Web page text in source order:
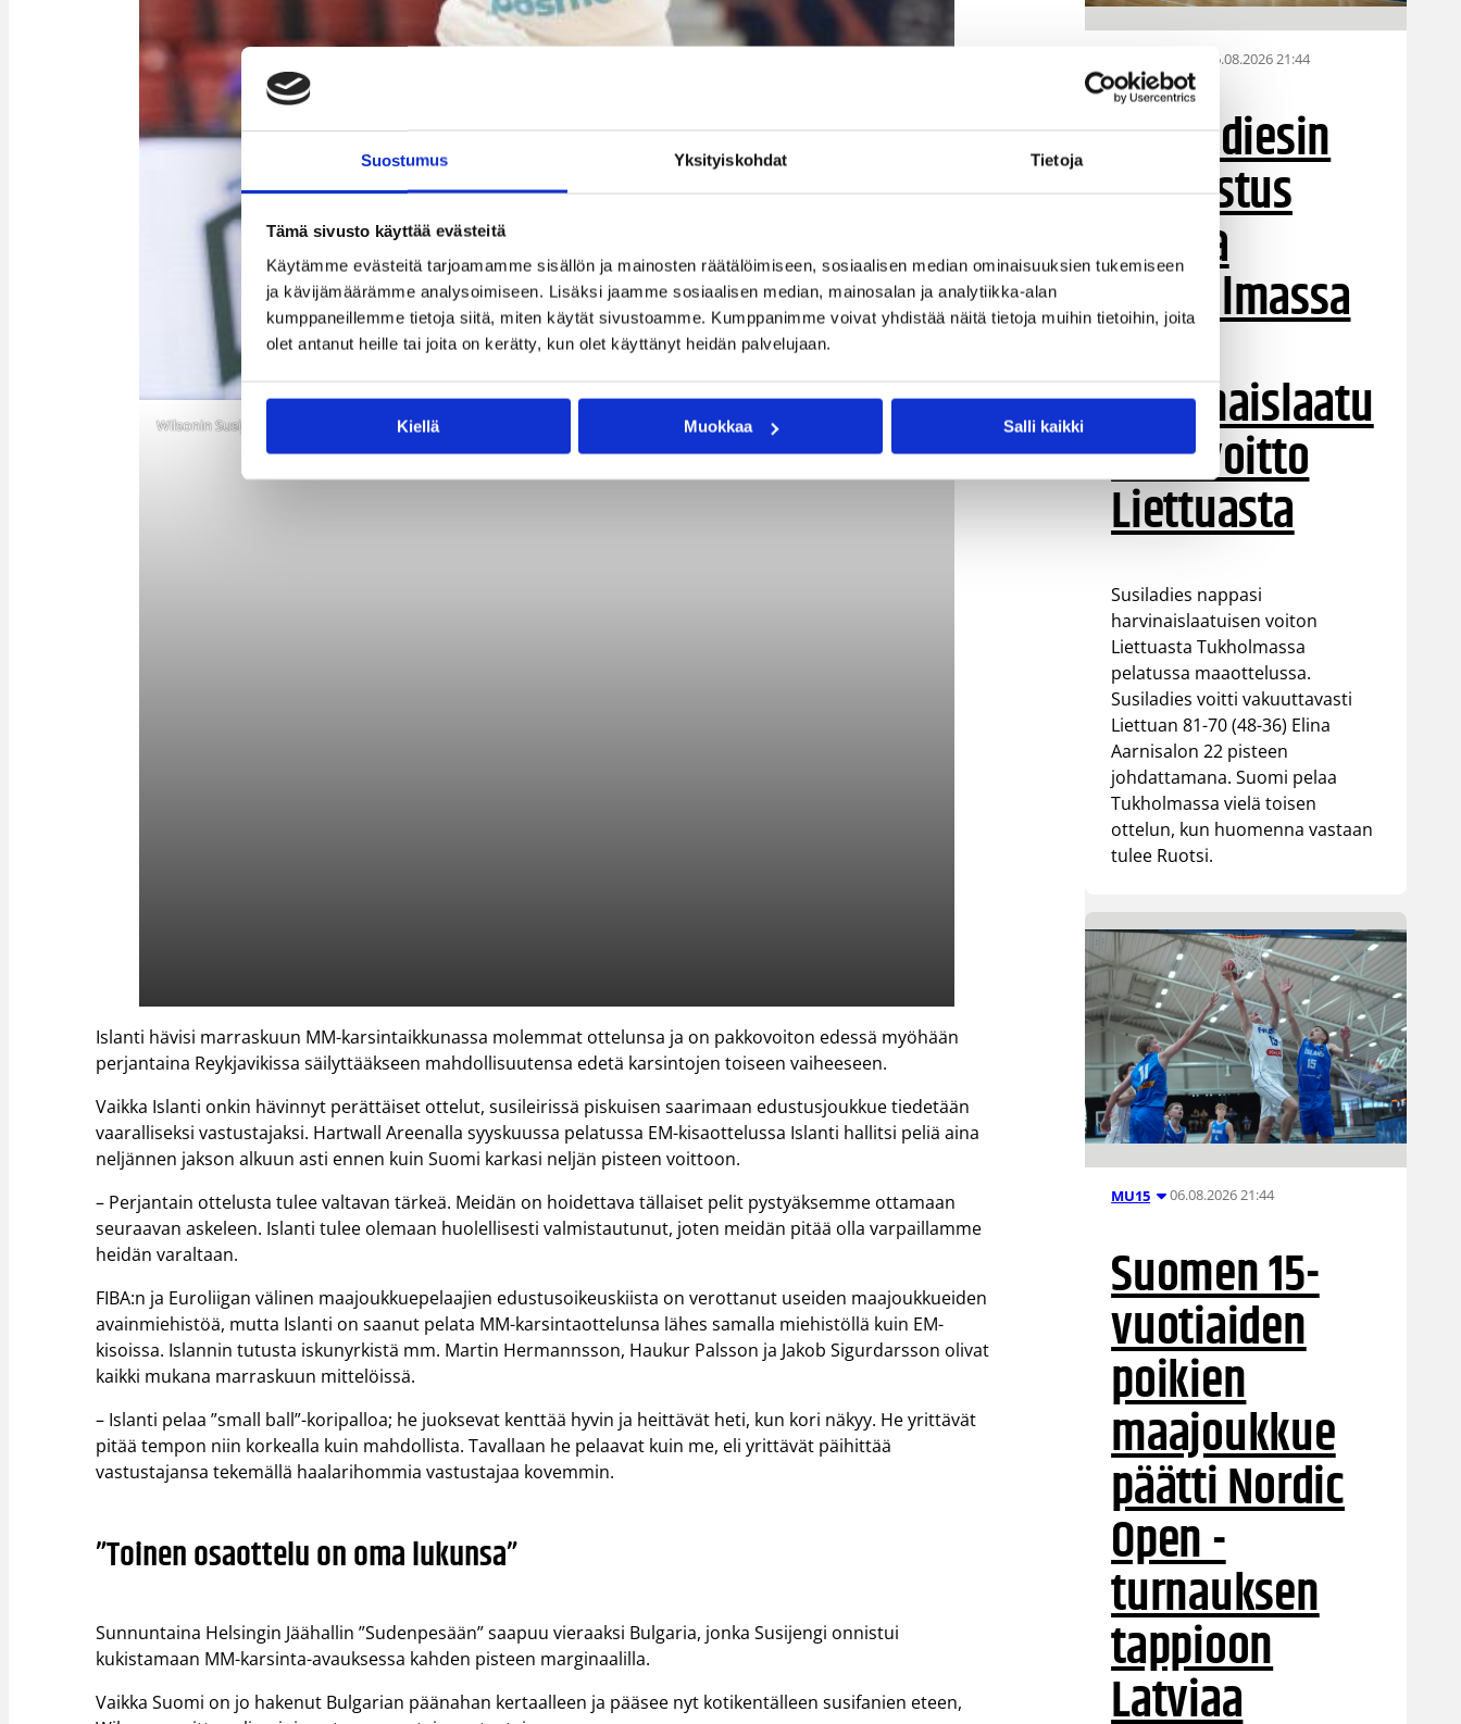
Suostumus Yksityiskohdat Tietoja
Tämä sivusto käyttää evästeitä
Käytämme evästeitä tarjoamamme sisällön ja mainosten räätälöimiseen, sosiaalisen median ominaisuuksien tukemiseen
ja kävijämäärämme analysoimiseen. Lisäksi jaamme sosiaalisen median, mainosalan ja analytiikka-alan
kumppaneillemme tietoja siitä, miten käytät sivustoamme. Kumppanimme voivat yhdistää näitä tietoja muihin tietoihin, joita
olet antanut heille tai joita on kerätty, kun olet käyttänyt heidän palvelujaan.
Kiellä Muokkaa Salli kaikki
Wilsonin Susijengi kohtaa sunnuntain kotiottelussaan Helsingin Jäähallissa Bulgarian. Kuvat: Ville Vuorinen / Koripalloliitto
Islanti hävisi marraskuun MM-karsintaikkunassa molemmat ottelunsa ja on pakkovoiton edessä myöhään
perjantaina Reykjavikissa säilyttääkseen mahdollisuutensa edetä karsintojen toiseen vaiheeseen.
Vaikka Islanti onkin hävinnyt perättäiset ottelut, susileirissä piskuisen saarimaan edustusjoukkue tiedetään
vaaralliseksi vastustajaksi. Hartwall Areenalla syyskuussa pelatussa EM-kisaottelussa Islanti hallitsi peliä aina
neljännen jakson alkuun asti ennen kuin Suomi karkasi neljän pisteen voittoon.
– Perjantain ottelusta tulee valtavan tärkeä. Meidän on hoidettava tällaiset pelit pystyäksemme ottamaan
seuraavan askeleen. Islanti tulee olemaan huolellisesti valmistautunut, joten meidän pitää olla varpaillamme
heidän varaltaan.
FIBA:n ja Euroliigan välinen maajoukkuepelaajien edustusoikeuskiista on verottanut useiden maajoukkueiden
avainmiehistöä, mutta Islanti on saanut pelata MM-karsintaottelunsa lähes samalla miehistöllä kuin EM-
kisoissa. Islannin tutusta iskunyrkistä mm. Martin Hermannsson, Haukur Palsson ja Jakob Sigurdarsson olivat
kaikki mukana marraskuun mittelöissä.
– Islanti pelaa ”small ball”-koripalloa; he juoksevat kenttää hyvin ja heittävät heti, kun kori näkyy. He yrittävät
pitää tempon niin korkealla kuin mahdollista. Tavallaan he pelaavat kuin me, eli yrittävät päihittää
vastustajansa tekemällä haalarihommia vastustajaa kovemmin.
”Toinen osaottelu on oma lukunsa”
Sunnuntaina Helsingin Jäähallin ”Sudenpesään” saapuu vieraaksi Bulgaria, jonka Susijengi onnistui
kukistamaan MM-karsinta-avauksessa kahden pisteen marginaalilla.
Vaikka Suomi on jo hakenut Bulgarian päänahan kertaalleen ja pääsee nyt kotikentälleen susifanien eteen,
06.08.2026 21:44
Susiladiesin
puolustus
rautaa
Tukholmassa
harvinaislaatu
inen voitto
Liettuasta
Susiladies nappasi
harvinaislaatuisen voiton
Liettuasta Tukholmassa
pelatussa maaottelussa.
Susiladies voitti vakuuttavasti
Liettuan 81-70 (48-36) Elina
Aarnisalon 22 pisteen
johdattamana. Suomi pelaa
Tukholmassa vielä toisen
ottelun, kun huomenna vastaan
tulee Ruotsi.
MU15 06.08.2026 21:44
Suomen 15-
vuotiaiden
poikien
maajoukkue
päätti Nordic
Open -
turnauksen
tappioon
Latviaa